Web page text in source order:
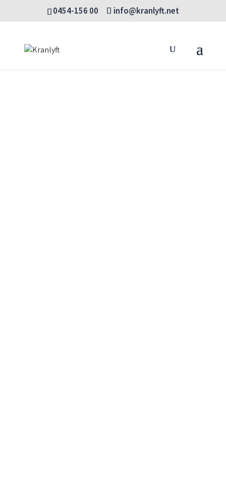
0454-156 00 info@kranlyft.net